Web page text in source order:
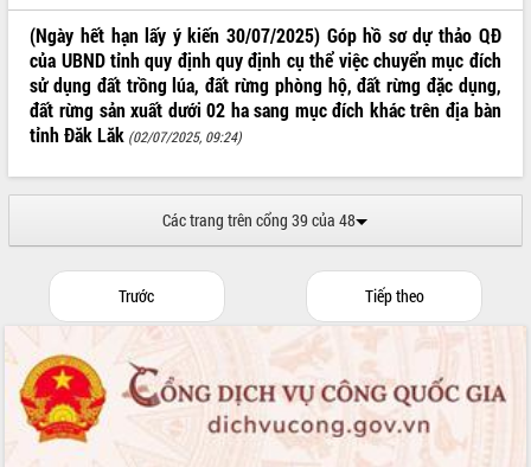
Quyết liệt tháo gỡ vướng mắc, đẩy
nhanh tiến độ các dự án trọng điểm
trong Khu kinh tế Nam Phú Yên
Hòn Yến phát triển du lịch gắn với bảo
tồn biển
Lấy ý kiến điều chỉnh Quy hoạch tỉnh
Đắk Lắk thời kỳ 2021-2030, tầm nhìn
đến năm 2050
Phát động chiến dịch 30 ngày đêm
giải phóng mặt bằng Tuyến đường bộ
ven biển
Đắk Lắk nỗ lực thúc đẩy tăng trưởng
kinh tế từ 10% trở lên trong Quý
II/2026
Đắk Lắk ký kết thỏa thuận hợp tác về
chuyển đổi số giai đoạn 2026 – 2030
với Tập đoàn Bưu chính Viễn thông
Việt Nam
(Ngày hết hạn lấy ý kiến 30/07/2025) Góp hồ sơ dự thảo QĐ
của UBND tỉnh quy định quy định cụ thể việc chuyển mục đích
sử dụng đất trồng lúa, đất rừng phòng hộ, đất rừng đặc dụng,
đất rừng sản xuất dưới 02 ha sang mục đích khác trên địa bàn
tỉnh Đăk Lăk (02/07/2025, 09:24)
Các trang trên cổng 39 của 48
Trước Tiếp theo